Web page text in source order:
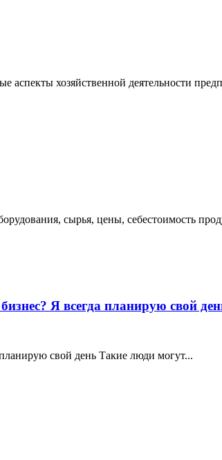
хозяйственной деятельности
сырья, цены, себестоимость
Я всегда планирую свой
свой день Такие люди могут...